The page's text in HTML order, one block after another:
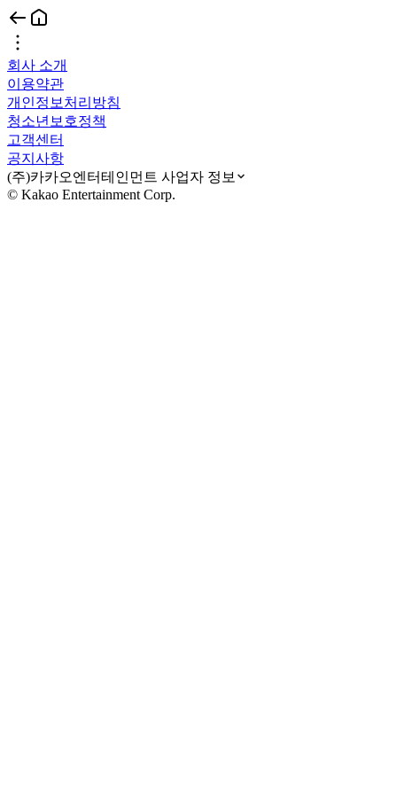
회사 소개
이용약관
개인정보처리방침
청소년보호정책
고객센터
공지사항
(주)카카오엔터테인먼트 사업자 정보
© Kakao Entertainment Corp.